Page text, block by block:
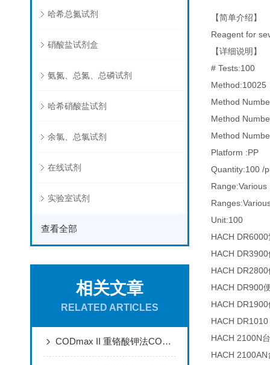
哈希总氮试剂
硝酸盐试剂盒
氨氮、总氮、总磷试剂
哈希硝酸盐试剂
余氯、总氯试剂
在线试剂
实验室试剂
查看全部
相关文章
RELATED ARTICLES
CODmax II 重铬酸钾法COD分析仪器
【简单介绍】
Reagent for
【详细说明】
# Tests:100
Method:10025
Method
Method
Method
Platform :PP
Quantity:100 /
Range:Various
Unit:100
HACH
HACH
HACH
HACH DR900
HACH
HACH
HACH 2100N
HACH